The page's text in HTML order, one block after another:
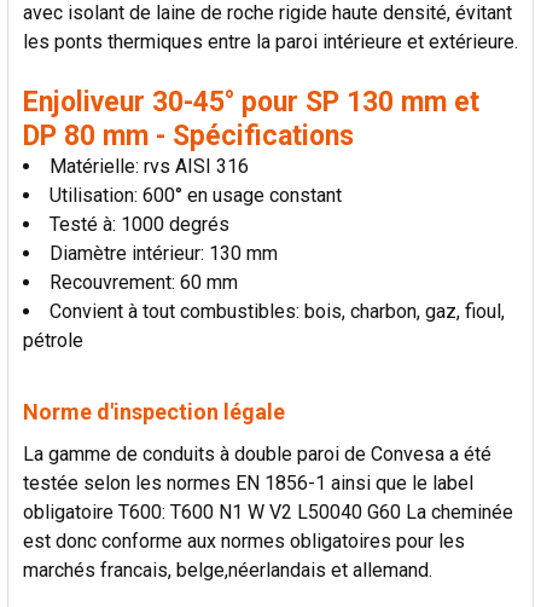
AJOUTER
LA
avec isolant de laine de roche rigide haute densité, évitant
les ponts thermiques entre la paroi intérieure et extérieure.
Enjoliveur 30-45° pour SP 130 mm et
DP 80 mm - Spécifications
Matérielle: rvs AISI 316
Utilisation: 600° en usage constant
Testé à: 1000 degrés
Diamètre intérieur: 130 mm
Recouvrement: 60 mm
Convient à tout combustibles: bois, charbon, gaz, fioul,
pétrole
Norme d'inspection légale
La gamme de conduits à double paroi de Convesa a été
testée selon les normes EN 1856-1 ainsi que le label
obligatoire T600: T600 N1 W V2 L50040 G60 La cheminée
est donc conforme aux normes obligatoires pour les
marchés francais, belge,néerlandais et allemand.